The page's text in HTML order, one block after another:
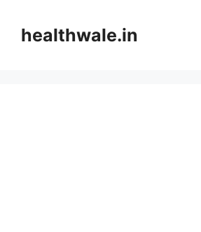
contenthealthwale.in